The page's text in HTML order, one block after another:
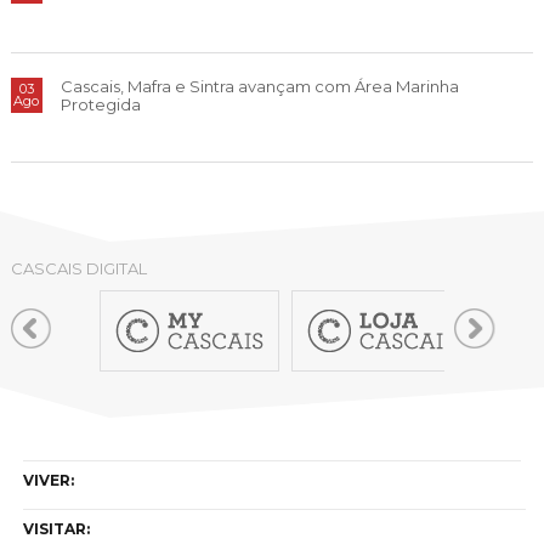
03
Ago
Cascais, Mafra e Sintra avançam com Área Marinha
Protegida
CASCAIS DIGITAL
VIVER:
VISITAR: